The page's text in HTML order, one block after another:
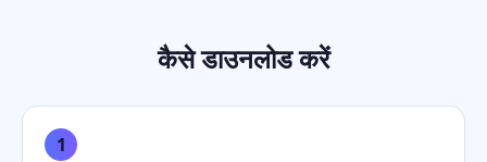
कैसे डाउनलोड करें
1